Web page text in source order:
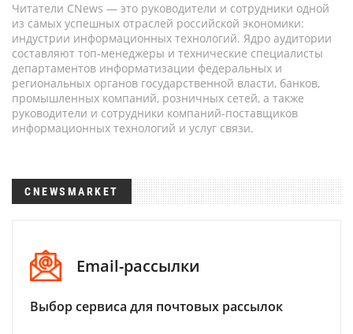
Читатели CNews — это руководители и сотрудники одной
из самых успешных отраслей российской экономики:
индустрии информационных технологий. Ядро аудитории
составляют топ-менеджеры и технические специалисты
департаментов информатизации федеральных и
региональных органов государственной власти, банков,
промышленных компаний, розничных сетей, а также
руководители и сотрудники компаний-поставщиков
информационных технологий и услуг связи.
CNEWSMARKET
Email-рассылки
Выбор сервиса для почтовых рассылок